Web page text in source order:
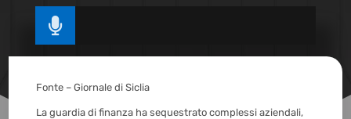

Fonte – Giornale di Siclia
La guardia di finanza ha sequestrato complessi aziendali,